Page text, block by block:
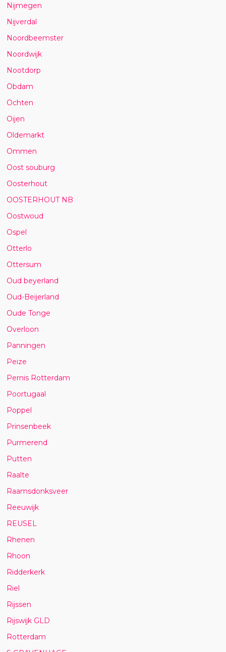
Nijmegen
Nijverdal
Noordbeemster
Noordwijk
Nootdorp
Obdam
Ochten
Oijen
Oldemarkt
Ommen
Oost souburg
Oosterhout
OOSTERHOUT NB
Oostwoud
Ospel
Otterlo
Ottersum
Oud beyerland
Oud-Beijerland
Oude Tonge
Overloon
Panningen
Peize
Pernis Rotterdam
Poortugaal
Poppel
Prinsenbeek
Purmerend
Putten
Raalte
Raamsdonksveer
Reeuwijk
REUSEL
Rhenen
Rhoon
Ridderkerk
Riel
Rijssen
Rijswijk GLD
Rotterdam